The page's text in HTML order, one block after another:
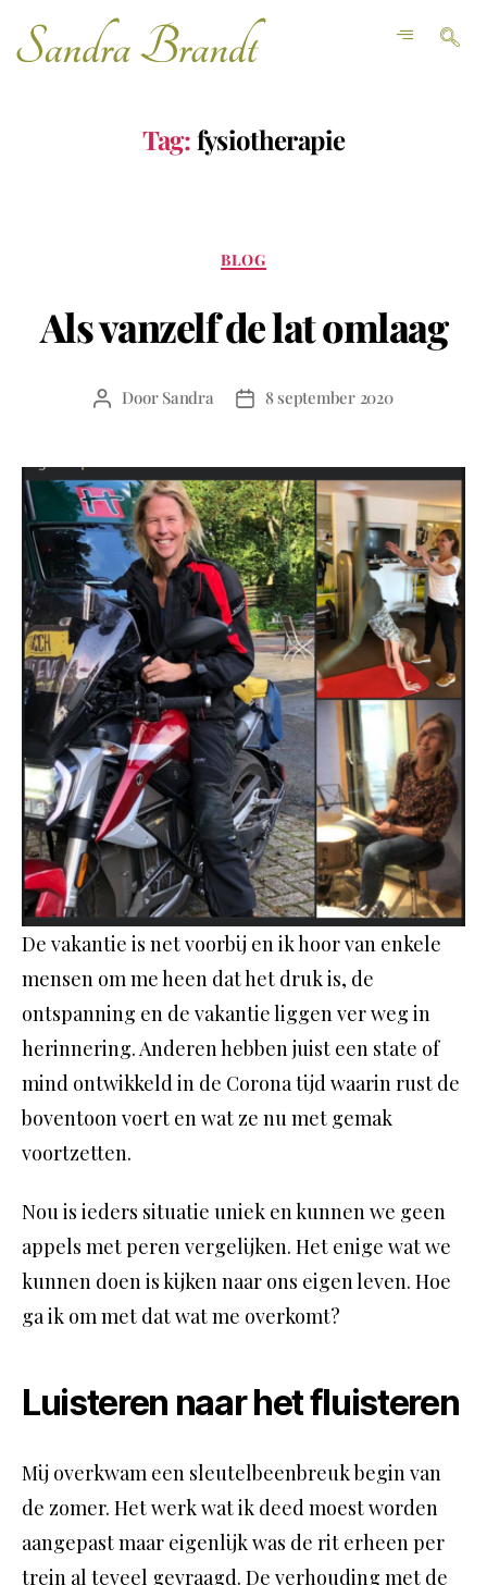
Tag:fysiotherapie
BLOG
Als vanzelf de lat omlaag
Door Sandra 8 september 2020
De vakantie is net voorbij en ik hoor van enkele
mensen om me heen dat het druk is, de
ontspanning en de vakantie liggen ver weg in
herinnering. Anderen hebben juist een state of
mind ontwikkeld in de Corona tijd waarin rust de
boventoon voert en wat ze nu met gemak
voortzetten.
Nou is ieders situatie uniek en kunnen we geen
appels met peren vergelijken. Het enige wat we
kunnen doen is kijken naar ons eigen leven. Hoe
ga ik om met dat wat me overkomt?
Luisteren naar het fluisteren
Mij overkwam een sleutelbeenbreuk begin van
de zomer. Het werk wat ik deed moest worden
aangepast maar eigenlijk was de rit erheen per
trein al teveel gevraagd. De verhouding met de